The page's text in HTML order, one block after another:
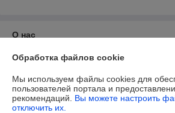
О нас
Контакты
Доставка и оплата
Обработка файлов cookie
Мы используем файлы cookies для
пользователей портала и
рекомендаций. Вы можете настроить
отключить их.